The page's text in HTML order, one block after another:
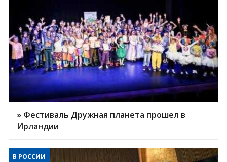
» Фестиваль Дружная планета прошел в
Ирландии
В РОССИИ